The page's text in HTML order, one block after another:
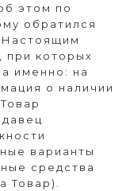
этом по
обратился
Настоящим
при которых
именно: на
о наличии
варианты
средства
Товар).